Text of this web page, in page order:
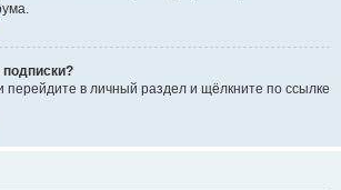
подписки?
перейдите в личный раздел и щёлкните по ссылке